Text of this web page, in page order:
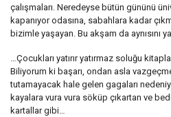
çalışmaları. Neredeyse bütün gününü
kapanıyor odasına, sabahlara kadar
bizimle yaşayan. Bu akşam da aynısını
…Çocukları yatırır yatırmaz soluğu
Biliyorum ki başarı, ondan asla
tutamayacak hale gelen gagaları
kayalara vura vura söküp çıkartan ve
kartallar gibi…